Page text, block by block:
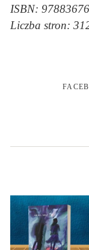
ISBN:
Liczba stron: